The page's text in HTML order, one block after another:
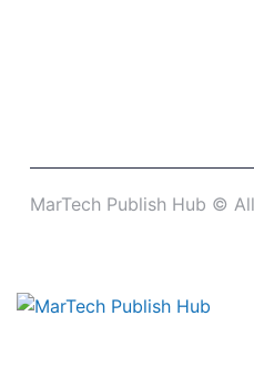
MarTech Publish Hub ©